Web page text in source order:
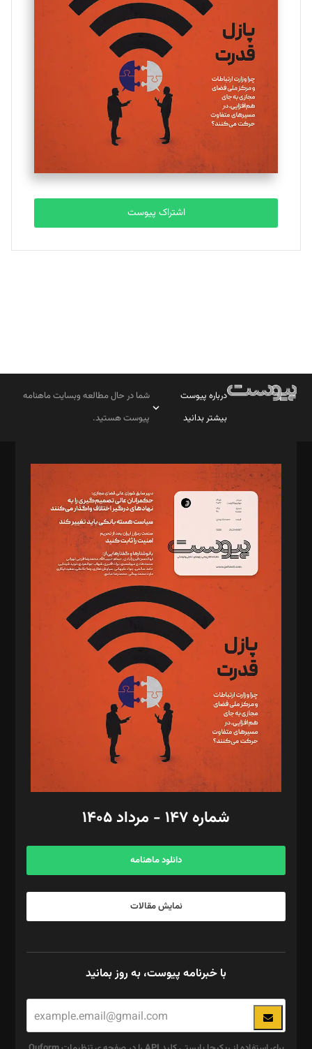
یسنا امان‌پور
تحریریه
ملینا جعفری
تحریریه
مصطفی مسجدی آرانی
تحریریه
بابک نقاش
تحریریه
اشتراک پیوست
درباره پیوست
بیشتر بدانید
شما در حال مطالعه وبسایت ماهنامه
پیوست هستید.
مدیر مسئول: محمدباقر اثنی‌عشری
سردبیر: مهرک محمودی
دبیر تحریریه: میثم قاسمی
د‌بیر ناداستان: سمانه سمیع
د‌بیر خدمت و تجارت: ابوالفضل رجبی
د‌بیر حقوق فناوری: حسام‌الدین ایپکچی
د‌بیر پیوست جهان: مینا پاکدل
د‌بیر تحریریه آنلاین: بابک نقاش
تحریریه‌: مجتبی محمود‌ی، آرش برهمند، یسنا امان‌پور، سروش کرمیان،
مصطفی مسجدی آرانی، ابوالفضل رجبی، زهرا فکرانه، فائزه فتحی
رستمی،مصطفی باستان
ویرایش: نگار استاد‌‌آقا
طراح یونیفرم: مجید توکلی
فیلمبرداری و عکاسی: امیر شفیعی، مانی لطفی زاده
گرافیک و صفحه‌آرایی: سید‌سبحان‌علی ثابت
مد‌یر توسعه تجاری: کامبیز برید‌
امور مالی: شاپور رهبری، محمد‌ کاظمی‌نیا
آگهی و مشترکین: ۰۹۱۹۹۹۹۰۴۵۴
شماره ۱۴۷ - مرداد ۱۴۰۵
دانلود ماهنامه
نمایش مقالات
با خبرنامه پیوست، به روز بمانید